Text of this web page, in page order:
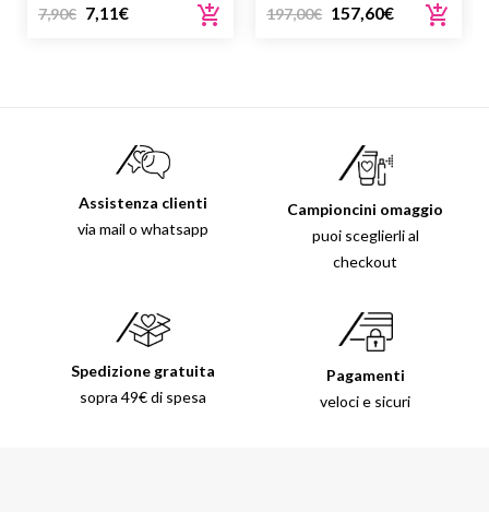
7,90€ 7,11€ 197,00€ 157,60€
Assistenza clienti
via mail o whatsapp
Campioncini omaggio
puoi sceglierli al
checkout
Spedizione gratuita
sopra 49€ di spesa
Pagamenti
veloci e sicuri